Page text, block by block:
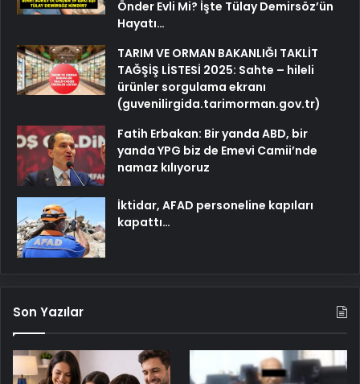
Önder Evli Mi? İşte Tülay Demirsöz’ün
Hayatı…
TARIM VE ORMAN BAKANLIĞI TAKLİT
TAĞŞİŞ LİSTESİ 2025: Sahte – hileli
ürünler sorgulama ekranı
(guvenilirgida.tarimorman.gov.tr)
Fatih Erbakan: Bir yanda ABD, bir
yanda YPG biz de Emevi Camii’nde
namaz kılıyoruz
İktidar, AFAD personeline kapıları
kapattı…
Son Yazılar